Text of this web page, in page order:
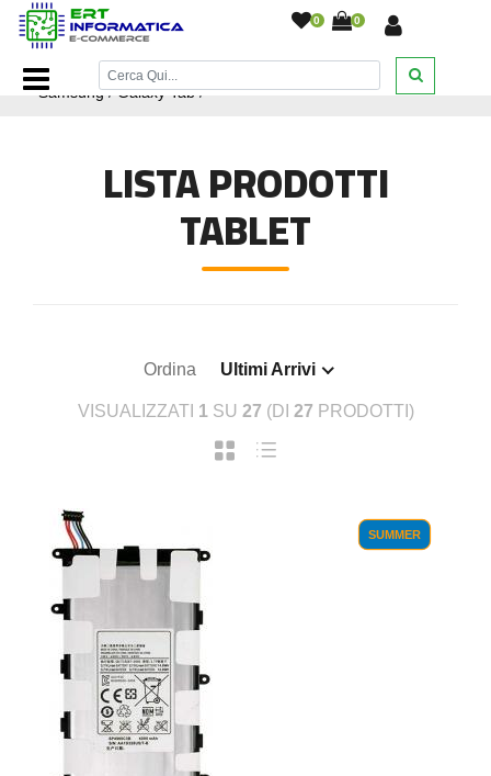
0 0
Home Page/Ricambi smartphone e tablet/Ricambi
Samsung/Galaxy Tab/
LISTA PRODOTTI
TABLET
Ordina Ultimi Arrivi
VISUALIZZATI 1 SU 27 (DI 27 PRODOTTI)
SUMMER